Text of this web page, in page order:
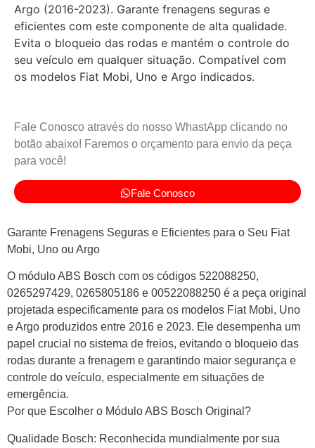
Argo (2016-2023). Garante frenagens seguras e
eficientes com este componente de alta qualidade.
Evita o bloqueio das rodas e mantém o controle do
seu veículo em qualquer situação. Compatível com
os modelos Fiat Mobi, Uno e Argo indicados.
Fale Conosco através do nosso WhastApp clicando no
botão abaixo! Faremos o orçamento para envio da peça
para você!
Fale Conosco
Garante Frenagens Seguras e Eficientes para o Seu Fiat
Mobi, Uno ou Argo
O módulo ABS Bosch com os códigos 522088250,
0265297429, 0265805186 e 00522088250 é a peça original
projetada especificamente para os modelos Fiat Mobi, Uno
e Argo produzidos entre 2016 e 2023. Ele desempenha um
papel crucial no sistema de freios, evitando o bloqueio das
rodas durante a frenagem e garantindo maior segurança e
controle do veículo, especialmente em situações de
emergência.
Por que Escolher o Módulo ABS Bosch Original?
Qualidade Bosch: Reconhecida mundialmente por sua